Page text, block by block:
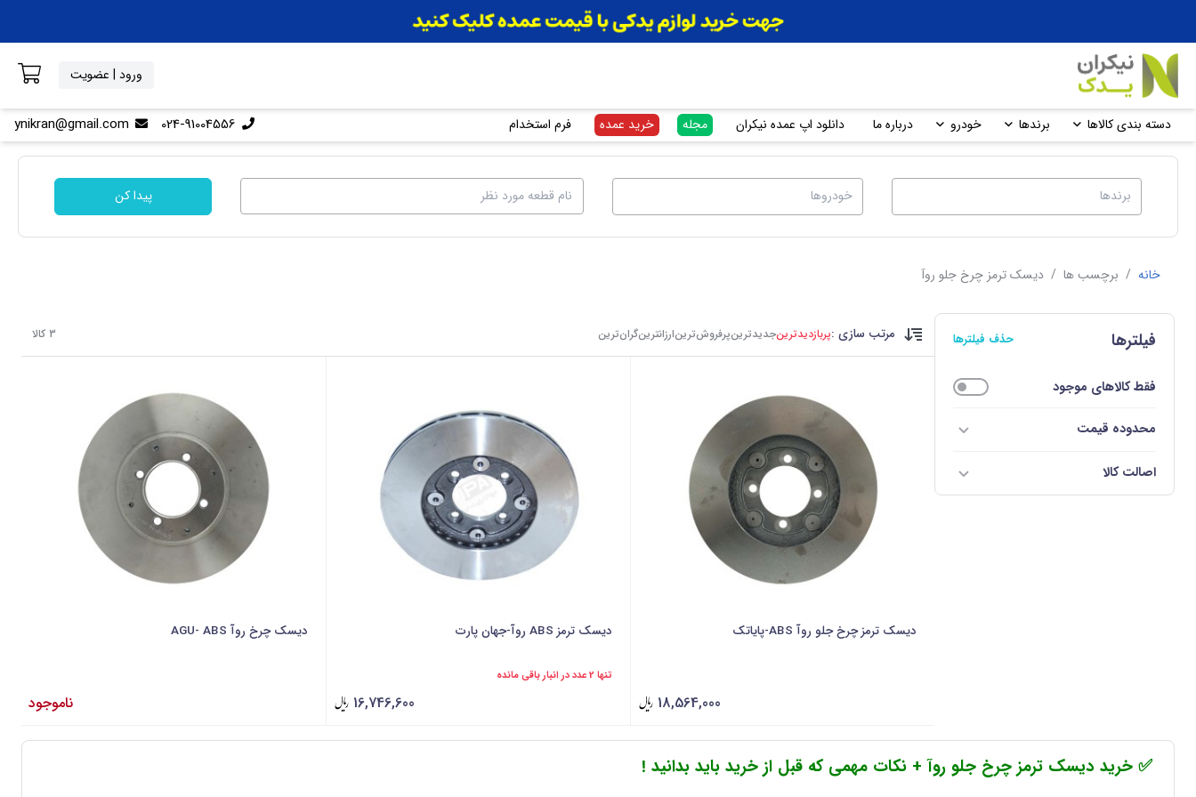
ورود | عضویت
دسته بندی کالاها برندها خودرو درباره ما دانلود اپ عمده نیکران مجله خرید عمده فرم استخدام 024-91004556
ynikran@gmail.com
پیدا کن
خانه / برچسب ها / دیسک ترمز چرخ جلو روآ
فیلترها حذف فیلترها
فقط کالاهای موجود
محدوده قیمت
اصالت کالا
مرتب سازی :پربازدیدترینجدیدترینپرفروش‌ترینارزانترینگرا‌ن‌ترین 3 کالا
دیسک ترمز چرخ جلو روآ ABS-پایاتک
18,564,000
دیسک ترمز ABS روآ-جهان پارت
تنها 2 عدد در انبار باقی مانده
16,746,600
دیسک چرخ روآ AGU- ABS
ناموجود
✅ خرید دیسک ترمز چرخ جلو روآ + نکات مهمی که قبل از خرید باید بدانید !